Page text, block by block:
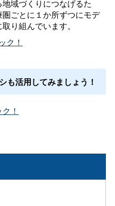
域づくりにつなげるた
ごとに１か所ずつにモデ
り組んでいます。
ク！
も活用してみましょう！
！